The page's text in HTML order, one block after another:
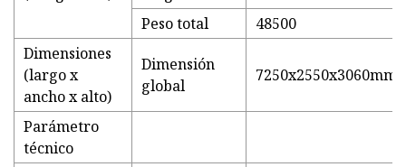
Peso total
48500
Dimensiones
(largo x
ancho x alto)
Dimensión
global
7250x2550x3060mm
Parámetro
técnico